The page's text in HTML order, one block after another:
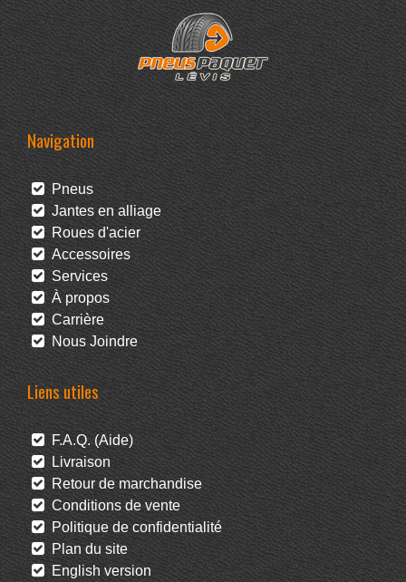
Navigation
Pneus
Jantes en alliage
Roues d'acier
Accessoires
Services
À propos
Carrière
Nous Joindre
Liens utiles
F.A.Q. (Aide)
Livraison
Retour de marchandise
Conditions de vente
Politique de confidentialité
Plan du site
English version